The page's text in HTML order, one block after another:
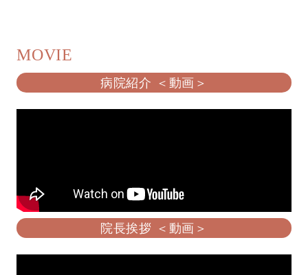
MOVIE
病院紹介 ＜動画＞
院長挨拶 ＜動画＞